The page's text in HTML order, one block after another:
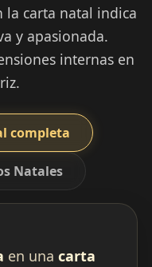
la carta natal indica
y apasionada.
internas en
completa
Natales
en una carta